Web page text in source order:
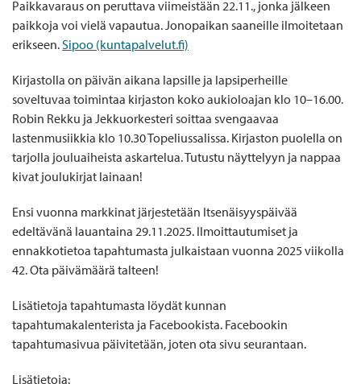
Paikkavaraus on peruttava viimeistään 22.11., jonka jälkeen
paikkoja voi vielä vapautua. Jonopaikan saaneille ilmoitetaan
erikseen. Sipoo (kuntapalvelut.fi)
Kirjastolla on päivän aikana lapsille ja lapsiperheille
soveltuvaa toimintaa kirjaston koko aukioloajan klo 10–16.00.
Robin Rekku ja Jekkuorkesteri soittaa svengaavaa
lastenmusiikkia klo 10.30 Topeliussalissa. Kirjaston puolella on
tarjolla jouluaiheista askartelua. Tutustu näyttelyyn ja nappaa
kivat joulukirjat lainaan!
Ensi vuonna markkinat järjestetään Itsenäisyyspäivää
edeltävänä lauantaina 29.11.2025. Ilmoittautumiset ja
ennakkotietoa tapahtumasta julkaistaan vuonna 2025 viikolla
42. Ota päivämäärä talteen!
Lisätietoja tapahtumasta löydät kunnan
tapahtumakalenterista ja Facebookista. Facebookin
tapahtumasivua päivitetään, joten ota sivu seurantaan.
Lisätietoja: